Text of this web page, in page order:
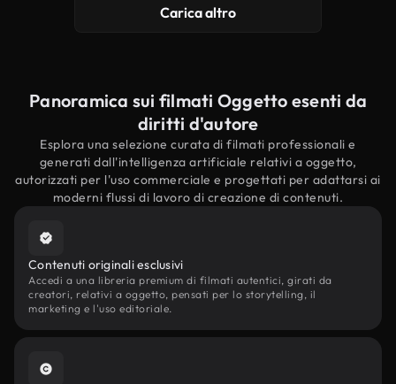
Carica altro
Panoramica sui filmati Oggetto esenti da
diritti d'autore
Esplora una selezione curata di filmati professionali e
generati dall'intelligenza artificiale relativi a oggetto,
autorizzati per l'uso commerciale e progettati per adattarsi ai
moderni flussi di lavoro di creazione di contenuti.
Contenuti originali esclusivi
Accedi a una libreria premium di filmati autentici, girati da
creatori, relativi a oggetto, pensati per lo storytelling, il
marketing e l'uso editoriale.